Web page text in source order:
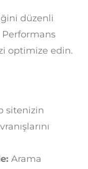
düzenli
optimize edin.
sitenizin
Arama